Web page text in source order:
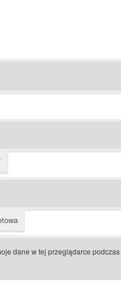
dane w tej przeglądarce